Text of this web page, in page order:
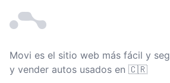
Movi es el sitio web más fácil y
y vender autos usados en Costa Rica
🇨🇷